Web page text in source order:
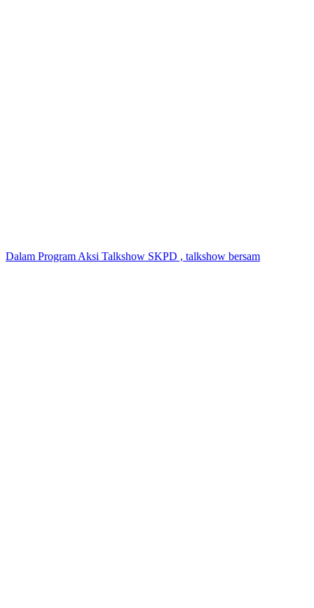
Dalam Program Aksi Talkshow SKPD , talkshow bersam